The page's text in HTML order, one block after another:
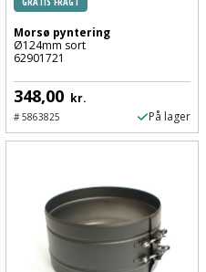
Morsø pyntering
Ø124mm sort
62901721
348,00 kr.
#5863825 På lager